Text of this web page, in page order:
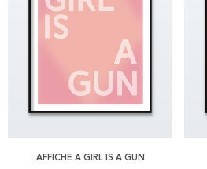
AFFICHE A GIRL IS A GUN